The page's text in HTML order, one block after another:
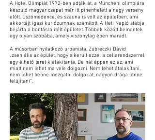
A Hotel Olimpiát 1972-ben adták át, a Müncheni olimpiára
készülő magyar csapat már itt pihenhetett a nagy verseny
előtt. Úszómedence, és szauna is volt az épületben, ami
akkortájt igazi kuriózumnak számított. A Heti Napló stábja
bejárta a bontásra ítélt épületet. Többek között bementek
egy olyan szobába, amely viszonylag épen maradt.
A műsorban nyilatkozó urbanista, Zubreczki Dávid
„zseniális az épület, hogy sikerült ezzel a cellarendszerrel
egy élhető teret kialakítania. De hát éppen ez az, ami
miatt nem lehet ma vele dolgozni. Nem lehet átalakítani,
nem lehet benne mozgatni dolgokat, nagyon drága lenne
felújítani”.